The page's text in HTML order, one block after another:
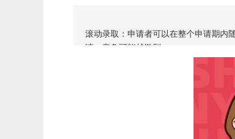
滚动录取：申请者可以在整个申请期内
请，竞争可能越激烈。